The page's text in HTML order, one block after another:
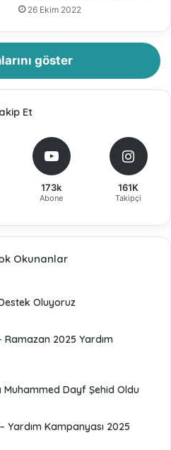
26 Ekim 2022
göster
Et
173k
Abone
161K
Takipçi
Okunanlar
Oluyoruz
2025 Yardım
Muhammed Dayf Şehid Oldu
Yardım Kampanyası 2025